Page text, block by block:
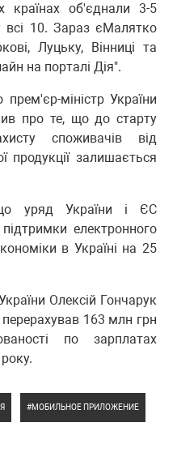
країнах об'єднали 3-5
всі 10. Зараз єМалятко
Луцьку, Вінниці та
на порталі Дія".
міністр України
про те, що до старту
споживачів від
продукції залишається
уряд України і ЄС
електронного
в Україні на 25
Олексій Гончарук
163 млн грн
по зарплатах
МОБИЛЬНОЕ ПРИЛОЖЕНИЕ